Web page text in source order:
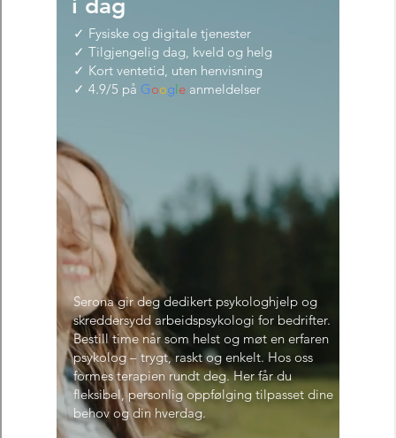
Adferdsproblemer,
Angst, Depresjon,
Kriser, Arbeids- og
organisasjonspsykolo
Autisme, dysleksi,